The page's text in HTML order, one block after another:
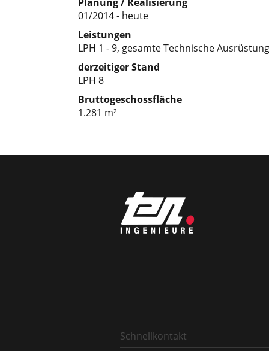
01/2014 - heute
Leistungen
LPH 1 - 9, gesamte Technische Ausrüstung
derzeitiger Stand
LPH 8
Bruttogeschossfläche
1.281 m²
Schnellkontakt